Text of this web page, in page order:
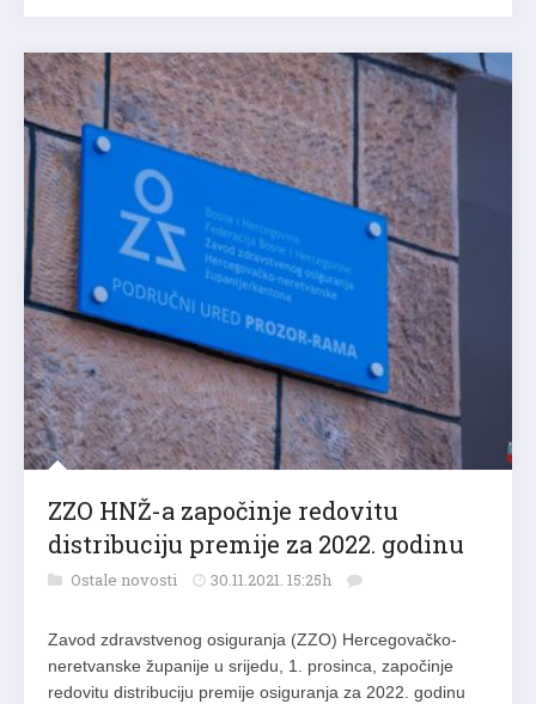
ZZO HNŽ-a započinje redovitu
distribuciju premije za 2022. godinu
Ostale novosti 30.11.2021. 15:25h
Zavod zdravstvenog osiguranja (ZZO) Hercegovačko-
neretvanske županije u srijedu, 1. prosinca, započinje
redovitu distribuciju premije osiguranja za 2022. godinu